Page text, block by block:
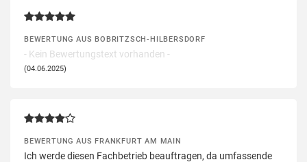
BEWERTUNG AUS BOBRITZSCH-HILBERSDORF
- Kein Bewertungstext vorhanden -
(04.06.2025)
BEWERTUNG AUS FRANKFURT AM MAIN
Ich werde diesen Fachbetrieb beauftragen, da umfassende